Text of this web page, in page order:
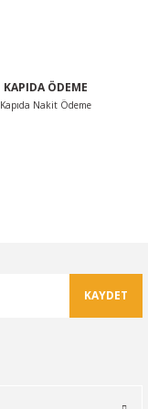
KAPIDA ÖDEME
Kapıda Nakit Ödeme
KAYDET